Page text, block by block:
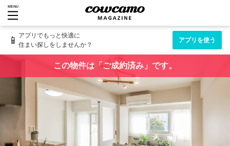
MENU
📱 アプリでもっと快適に
住まい探しをしませんか？
アプリを使う
この物件は「ご成約済み」です。